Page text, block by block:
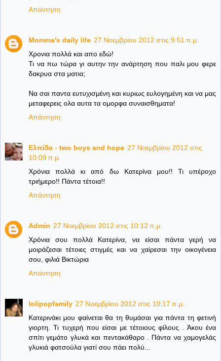
Απάντηση
Momma's daily life 27 Νοεμβρίου 2012 στις 9:51 π.μ.
Χρονια πολλά και απο εδώ!
Τι να πω τώρα γι αυτην την ανάρτηση που παλι μου φερε
δακρυα στα ματια;
Να σαι παντα ευτυχισμένη και κυριως ευλογημένη και να μας
μεταφερεις ολα αυτα τα ομορφα συναισθηματα!
Απάντηση
Ελπίδα - two boys and hope 27 Νοεμβρίου 2012 στις
10:09 π.μ.
Χρόνια πολλά κι από δω Κατερίνα μου!! Τι υπέροχο
τριήμερο!! Πάντα τέτοια!!
Απάντηση
Admin 27 Νοεμβρίου 2012 στις 10:12 π.μ.
Χρόνια σου πολλά Κατερίνα, να είσαι πάντα γερή να
μοιράζεσαι τέτοιες στιγμές και να χαίρεσαι την οικογένεια
σου, φιλιά Βικτώρια
Απάντηση
lolipopfamily 27 Νοεμβρίου 2012 στις 10:17 π.μ.
Κατερινάκι μου φαίνεται θα τη θυμάσαι για πάντα τη φετινή
γιορτη. Τι τυχερή που είσαι με τέτοιους φίλους . Άκου ένα
σπίτι γεμάτο γλυκά και πεντακάθαρο . Πάντα να χαμογελάς
γλυκιά φατσούλα γιατί σου πάει πολύ...